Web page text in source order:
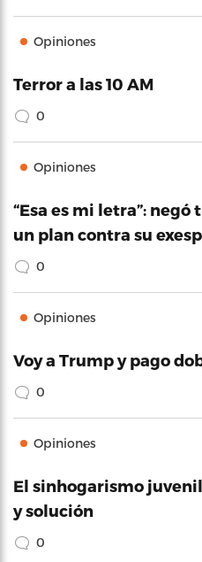
Opiniones
Terror a las 10 AM
0
Opiniones
“Esa es mi letra”:
un plan contra su
0
Opiniones
Voy a Trump y pago
0
Opiniones
El sinhogarismo
y solución
0